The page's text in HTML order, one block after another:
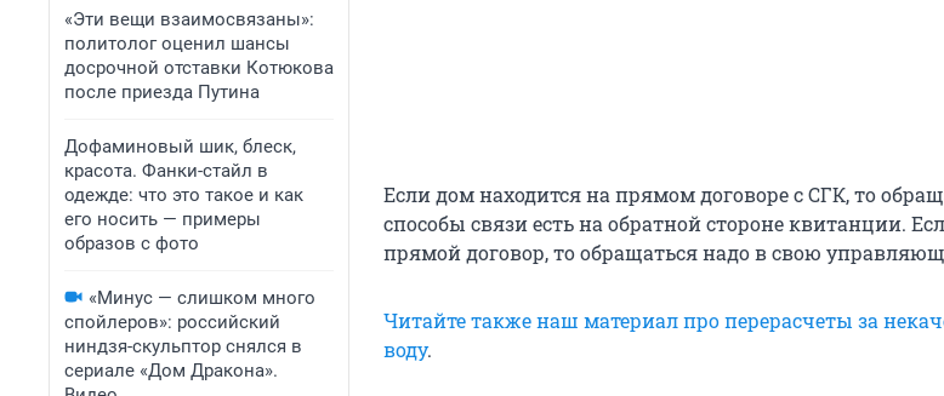
«Эти вещи взаимосвязаны»:
политолог оценил шансы
досрочной отставки Котюкова
после приезда Путина
Дофаминовый шик, блеск,
красота. Фанки-стайл в
одежде: что это такое и как
его носить — примеры
образов с фото
«Минус — слишком много
спойлеров»: российский
ниндзя-скульптор снялся в
сериале «Дом Дракона».
Если дом находится на прямом договоре с СГК, то
способы связи есть на обратной стороне квитанции.
прямой договор, то обращаться надо в свою
Читайте также наш материал про перерасчеты за
воду.